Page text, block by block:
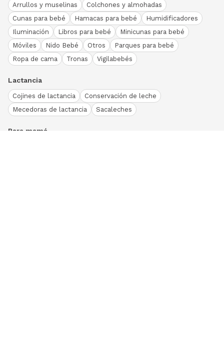
Arrullos y muselinas
Colchones y almohadas
Cunas para bebé
Hamacas para bebé
Humidificadores
Iluminación
Libros para bebé
Minicunas para bebé
Móviles
Nido Bebé Otros
Parques para bebé
Ropa de cama
Tronas Vigilabebés
Lactancia
Cojines de lactancia
Conservación de leche
Mecedoras de lactancia
Sacaleches
Para mamá